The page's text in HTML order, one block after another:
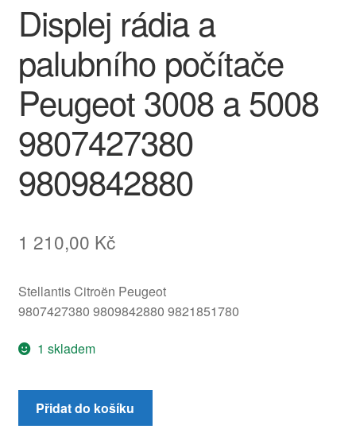
Reklamační řád
Vrakoviště Citroën
Displej rádia a
palubního počítače
Peugeot 3008 a 5008
9807427380
9809842880
1 210,00 Kč
Stellantis Citroën Peugeot
9807427380 9809842880 9821851780
1 skladem
Displej
rádia
Přidat do košíku